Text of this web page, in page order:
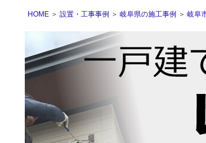
HOME ＞ 設置・工事事例 ＞ 岐阜県の施工事例 ＞ 岐阜